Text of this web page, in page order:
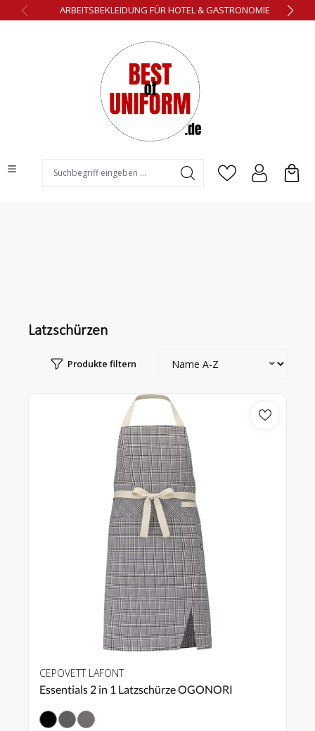
springenARBEITSBEKLEIDUNG FÜR HOTEL & GASTRONOMIE
Latzschürzen
Produkte filtern
CEPOVETT LAFONT
Essentials 2 in 1 Latzschürze OGONORI